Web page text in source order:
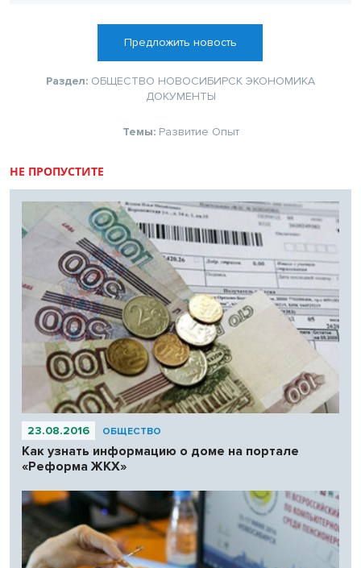
Предложить новость
Раздел: ОБЩЕСТВО НОВОСИБИРСК ЭКОНОМИКА
ДОКУМЕНТЫ
Темы: Развитие Опыт
НЕ ПРОПУСТИТЕ
23.08.2016 ОБЩЕСТВО
Как узнать информацию о доме на портале
«Реформа ЖКХ»